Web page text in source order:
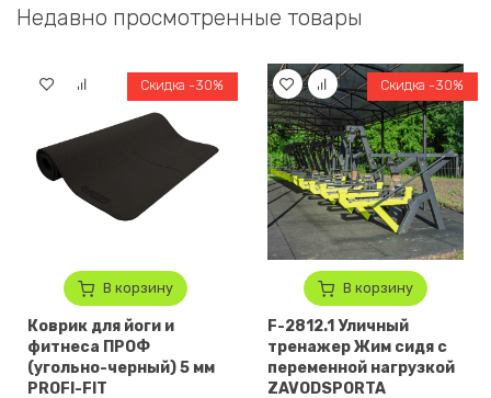
Недавно просмотренные товары
В корзину
Скидка -30%
Коврик для йоги и
фитнеса ПРОФ
(угольно-черный) 5 мм
PROFI-FIT
В корзину
Скидка -30%
F-2812.1 Уличный
тренажер Жим сидя с
переменной нагрузкой
ZAVODSPORTA